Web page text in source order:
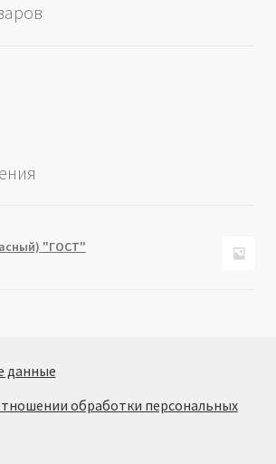
"ГОСТ"
данные
обработки персональных